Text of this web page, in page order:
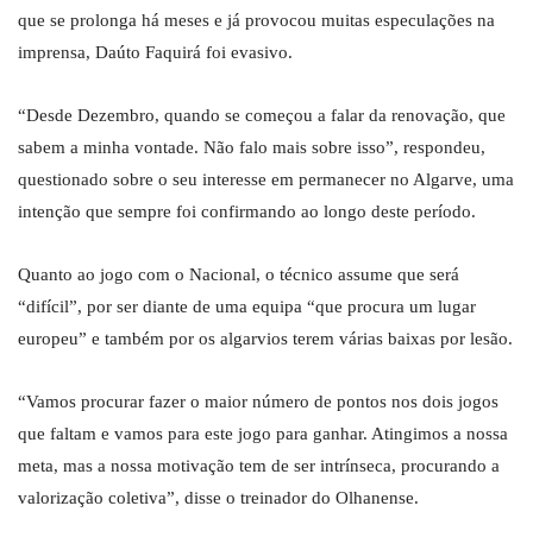
que se prolonga há meses e já provocou muitas especulações na
imprensa, Daúto Faquirá foi evasivo.
“Desde Dezembro, quando se começou a falar da renovação, que
sabem a minha vontade. Não falo mais sobre isso”, respondeu,
questionado sobre o seu interesse em permanecer no Algarve, uma
intenção que sempre foi confirmando ao longo deste período.
Quanto ao jogo com o Nacional, o técnico assume que será
“difícil”, por ser diante de uma equipa “que procura um lugar
europeu” e também por os algarvios terem várias baixas por lesão.
“Vamos procurar fazer o maior número de pontos nos dois jogos
que faltam e vamos para este jogo para ganhar. Atingimos a nossa
meta, mas a nossa motivação tem de ser intrínseca, procurando a
valorização coletiva”, disse o treinador do Olhanense.